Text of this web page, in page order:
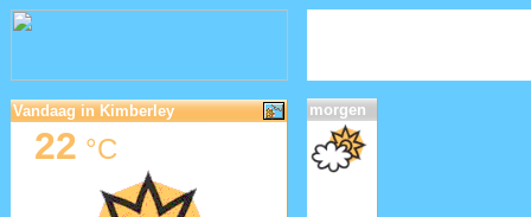
Vandaag in Kimberley
22 °C
morgen